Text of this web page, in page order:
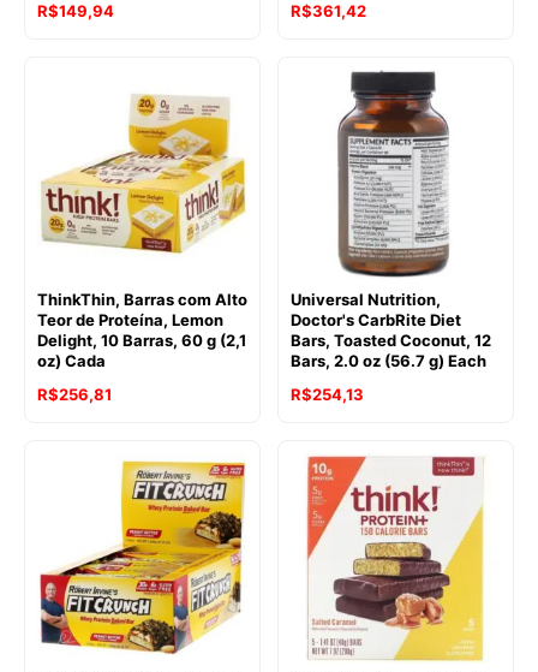
R$149,94
R$361,42
ThinkThin, Barras com Alto
Teor de Proteína, Lemon
Delight, 10 Barras, 60 g (2,1
oz) Cada
R$256,81
Universal Nutrition,
Doctor's CarbRite Diet
Bars, Toasted Coconut, 12
Bars, 2.0 oz (56.7 g) Each
R$254,13